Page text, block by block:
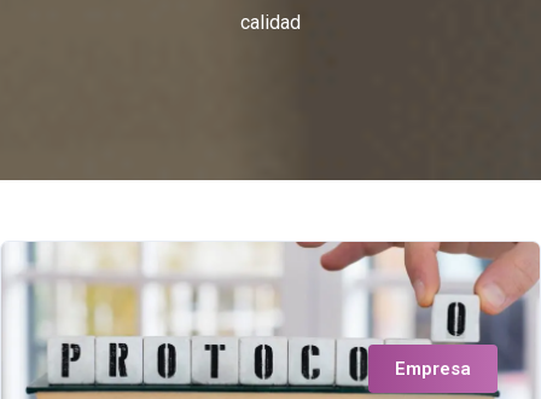
calidad
Empresa